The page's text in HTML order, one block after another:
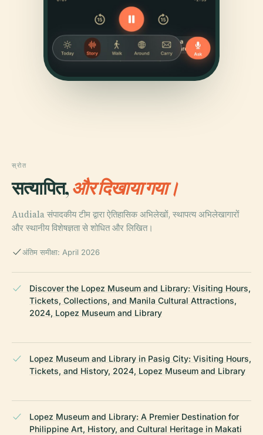
स्रोत
सत्यापित,और दिखाया गया।
Audiala संपादकीय टीम द्वारा ऐतिहासिक अभिलेखों, स्थापत्य अभिलेखागारों
और स्थानीय विशेषज्ञता से शोधित और लिखित।
अंतिम समीक्षा: April 2026
Discover the Lopez Museum and Library: Visiting Hours,
Tickets, Collections, and Manila Cultural Attractions,
2024, Lopez Museum and Library
Lopez Museum and Library in Pasig City: Visiting Hours,
Tickets, and History, 2024, Lopez Museum and Library
Lopez Museum and Library: A Premier Destination for
Philippine Art, History, and Cultural Heritage in Makati